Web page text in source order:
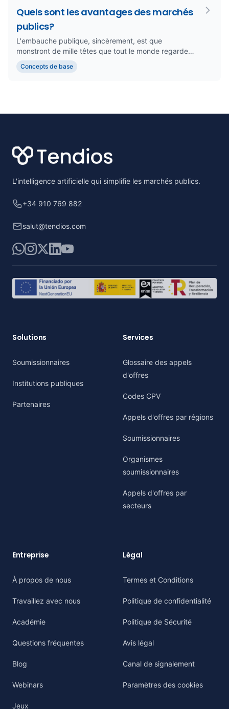
Quels sont les avantages des marchés
publics?
L'embauche publique, sincèrement, est que
monstront de mille têtes que tout le monde regarde
avec peur ... mais aussi av...
Concepts de base
L'intelligence artificielle qui simplifie les marchés publics.
+34 910 769 882
salut@tendios.com
WhatsApp
Instagram
X LinkedIn
YouTube
Solutions
Soumissionnaires
Institutions publiques
Partenaires
Services
Glossaire des appels
d'offres
Codes CPV
Appels d'offres par régions
Soumissionnaires
Organismes
soumissionnaires
Appels d'offres par
secteurs
Entreprise
À propos de nous
Travaillez avec nous
Académie
Questions fréquentes
Blog
Webinars
Jeux
Légal
Termes et Conditions
Politique de confidentialité
Politique de Sécurité
Avis légal
Canal de signalement
Paramètres des cookies